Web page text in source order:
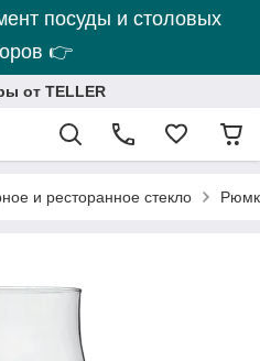
посуды и столовых
👉
от TELLER
и ресторанное стекло